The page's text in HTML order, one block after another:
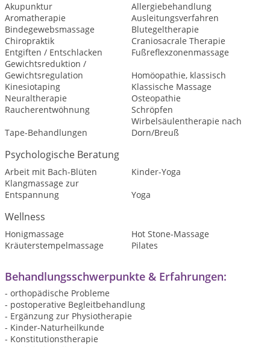
Akupunktur
Allergiebehandlung
Aromatherapie
Ausleitungsverfahren
Bindegewebsmassage
Blutegeltherapie
Chiropraktik
Craniosacrale Therapie
Entgiften / Entschlacken
Fußreflexzonenmassage
Gewichtsreduktion /
Gewichtsregulation
Homöopathie, klassisch
Kinesiotaping
Klassische Massage
Neuraltherapie
Osteopathie
Raucherentwöhnung
Schröpfen
Tape-Behandlungen
Wirbelsäulentherapie nach
Dorn/Breuß
Psychologische Beratung
Arbeit mit Bach-Blüten
Kinder-Yoga
Klangmassage zur
Entspannung
Yoga
Wellness
Honigmassage
Hot Stone-Massage
Kräuterstempelmassage
Pilates
Behandlungsschwerpunkte & Erfahrungen:
- orthopädische Probleme
- postoperative Begleitbehandlung
- Ergänzung zur Physiotherapie
- Kinder-Naturheilkunde
- Konstitutionstherapie